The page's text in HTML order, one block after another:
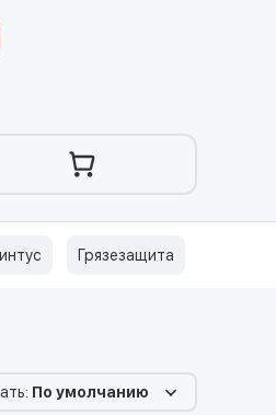
Грязезащита
По умолчанию